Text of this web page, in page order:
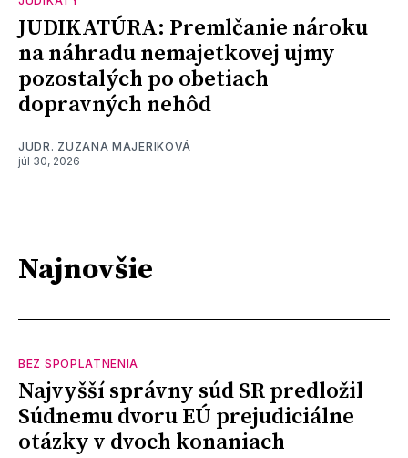
JUDIKATÚRA: Premlčanie nároku
na náhradu nemajetkovej ujmy
pozostalých po obetiach
dopravných nehôd
JUDR. ZUZANA MAJERIKOVÁ
júl 30, 2026
Najnovšie
BEZ SPOPLATNENIA
Najvyšší správny súd SR predložil
Súdnemu dvoru EÚ prejudiciálne
otázky v dvoch konaniach